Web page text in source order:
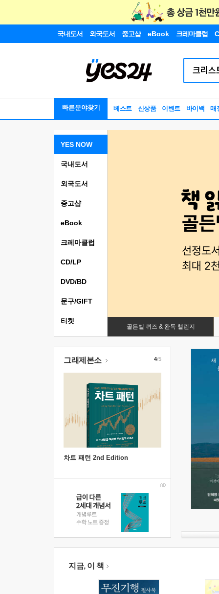
국내도서 외국도서 중고샵 eBook 크레마클럽
빠른분야찾기 베스트 신상품 이벤트 바이백 매
YES NOW
골든벨 퀴즈 & 완독 챌린지
국내도서
외국도서
중고샵
eBook
크레마클럽
CD/LP
DVD/BD
문구/GIFT
티켓
그래제본소
차트 패턴 2nd Edition
4/5
지금, 이 책